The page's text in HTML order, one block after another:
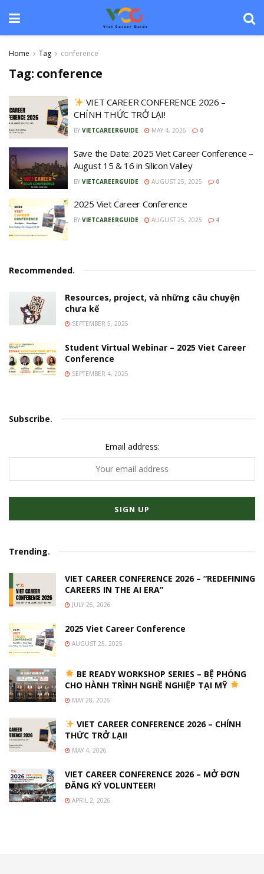
Home Tag conference
Tag: conference
VIET CAREER CONFERENCE 2026 –
CHÍNH THỨC TRỞ LẠI!
BY VIETCAREERGUIDE MAY 4, 2026 0
Save the Date: 2025 Viet Career Conference –
August 15 & 16 in Silicon Valley
BY VIETCAREERGUIDE AUGUST 25, 2025 0
2025 Viet Career Conference
BY VIETCAREERGUIDE AUGUST 25, 2025 4
Recommended.
Resources, project, và những câu chuyện
chưa kể
SEPTEMBER 5, 2025
Student Virtual Webinar – 2025 Viet Career
Conference
SEPTEMBER 4, 2025
Subscribe.
Email address:
Trending.
VIET CAREER CONFERENCE 2026 – “REDEFINING
CAREERS IN THE AI ERA”
JULY 26, 2026
2025 Viet Career Conference
AUGUST 25, 2025
BE READY WORKSHOP SERIES – BỆ PHÓNG
CHO HÀNH TRÌNH NGHỀ NGHIỆP TẠI MỸ
MAY 28, 2026
VIET CAREER CONFERENCE 2026 – CHÍNH
THỨC TRỞ LẠI!
MAY 4, 2026
VIET CAREER CONFERENCE 2026 – MỞ ĐƠN
ĐĂNG KÝ VOLUNTEER!
APRIL 2, 2026